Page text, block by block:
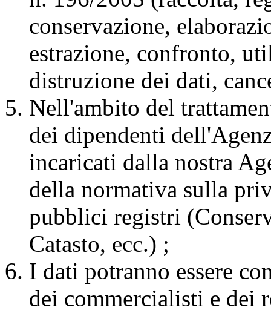
conservazione,
estrazione, confronto,
distruzione dei dati,
Nell'ambito del
dei dipendenti
incaricati dalla nostra
della normativa sulla
pubblici registri
Catasto, ecc.) ;
I dati potranno essere
dei commercialisti e dei